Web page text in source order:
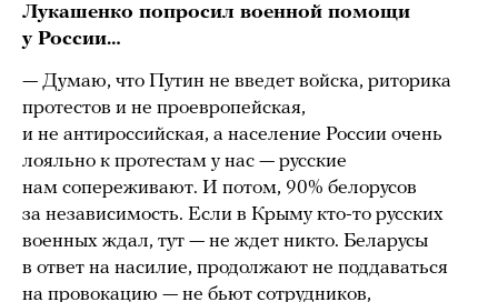
Лукашенко попросил военной помощи
у России…
— Думаю, что Путин не введет войска, риторика
протестов и не проевропейская,
и не антироссийская, а население России очень
лояльно к протестам у нас — русские
нам сопереживают. И потом, 90% белорусов
за независимость. Если в Крыму кто-то русских
военных ждал, тут — не ждет никто. Беларусы
в ответ на насилие, продолжают не поддаваться
на провокацию — не бьют сотрудников,